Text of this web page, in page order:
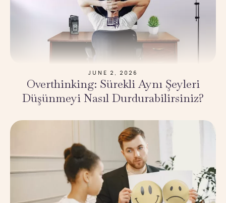
JUNE 2, 2026
Overthinking: Sürekli Aynı Şeyleri
Düşünmeyi Nasıl Durdurabilirsiniz?